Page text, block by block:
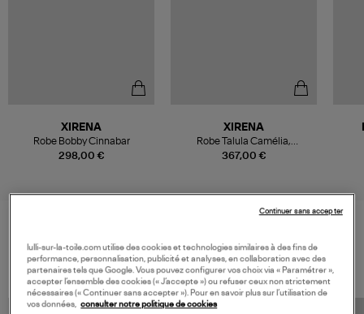
298,00 €
XIRENA
Robe Bobby Cinnabar
367,00 €
XIRENA
Robe Talula Camélia,
Collaboration Xirena x Léa
VOS DERNIERS PRODUITS VUS
lulli-sur-la-toile.com utilise des cookies et technologies similaires à des fins de
performance, personnalisation, publicité et analyses, en collaboration avec des
partenaires tels que Google. Vous pouvez configurer vos choix via « Paramétrer »,
accepter l’ensemble des cookies (« J’accepte ») ou refuser ceux non strictement
nécessaires (« Continuer sans accepter »). Pour en savoir plus sur l’utilisation de
vos données, consulter notre politique de cookies
Continuer sans accepter